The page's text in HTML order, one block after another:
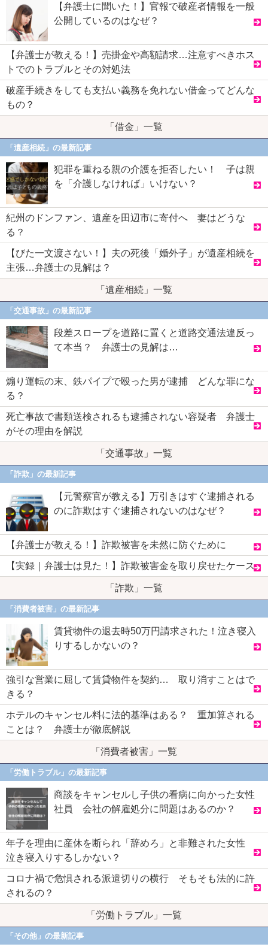
【弁護士に聞いた！】官報で破産者情報を一般
公開しているのはなぜ？
【弁護士が教える！】売掛金や高額請求…注意すべきホス
トでのトラブルとその対処法
破産手続きをしても支払い義務を免れない借金ってどんな
もの？
「借金」一覧
「遺産相続」の最新記事
犯罪を重ねる親の介護を拒否したい！ 子は親
を「介護しなければ」いけない？
紀州のドンファン、遺産を田辺市に寄付へ 妻はどうな
る？
【びた一文渡さない！】夫の死後「婚外子」が遺産相続を
主張…弁護士の見解は？
「遺産相続」一覧
「交通事故」の最新記事
段差スロープを道路に置くと道路交通法違反っ
て本当？ 弁護士の見解は…
煽り運転の末、鉄パイプで殴った男が逮捕 どんな罪にな
る？
死亡事故で書類送検されるも逮捕されない容疑者 弁護士
がその理由を解説
「交通事故」一覧
「詐欺」の最新記事
【元警察官が教える】万引きはすぐ逮捕される
のに詐欺はすぐ逮捕されないのはなぜ？
【弁護士が教える！】詐欺被害を未然に防ぐために
【実録｜弁護士は見た！】詐欺被害金を取り戻せたケース
「詐欺」一覧
「消費者被害」の最新記事
賃貸物件の退去時50万円請求された！泣き寝入
りするしかないの？
強引な営業に屈して賃貸物件を契約… 取り消すことはで
きる？
ホテルのキャンセル料に法的基準はある？ 重加算される
ことは？ 弁護士が徹底解説
「消費者被害」一覧
「労働トラブル」の最新記事
商談をキャンセルし子供の看病に向かった女性
社員 会社の解雇処分に問題はあるのか？
年子を理由に産休を断られ「辞めろ」と非難された女性
泣き寝入りするしかない？
コロナ禍で危惧される派遣切りの横行 そもそも法的に許
されるの？
「労働トラブル」一覧
「その他」の最新記事